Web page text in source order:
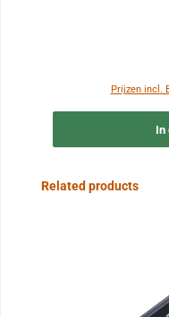
Prijzen incl.
In
Sla de afbeeldingengalerij
Related products